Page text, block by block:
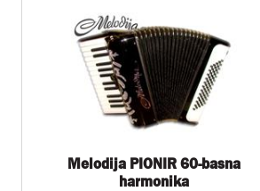
Melodija PIONIR 60-basna
harmonika